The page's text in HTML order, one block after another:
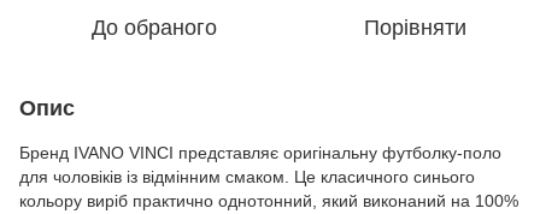
До обраного Порівняти
Опис
Бренд IVANO VINCI представляє оригінальну футболку-поло
для чоловіків із відмінним смаком. Це класичного синього
кольору виріб практично однотонний, який виконаний на 100%